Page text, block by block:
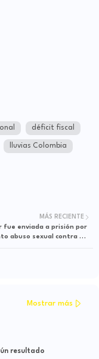
déficit fiscal
lluvias Colombia
MÁS RECIENTE
fue enviada a prisión por
abuso sexual contra su
Mostrar más
resultado